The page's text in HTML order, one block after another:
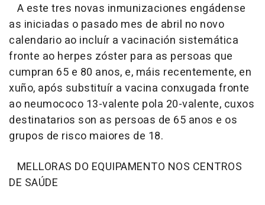
A este tres novas inmunizaciones engádense
as iniciadas o pasado mes de abril no novo
calendario ao incluír a vacinación sistemática
fronte ao herpes zóster para as persoas que
cumpran 65 e 80 anos, e, máis recentemente, en
xuño, após substituír a vacina conxugada fronte
ao neumococo 13-valente pola 20-valente, cuxos
destinatarios son as persoas de 65 anos e os
grupos de risco maiores de 18.
MELLORAS DO EQUIPAMENTO NOS CENTROS
DE SAÚDE